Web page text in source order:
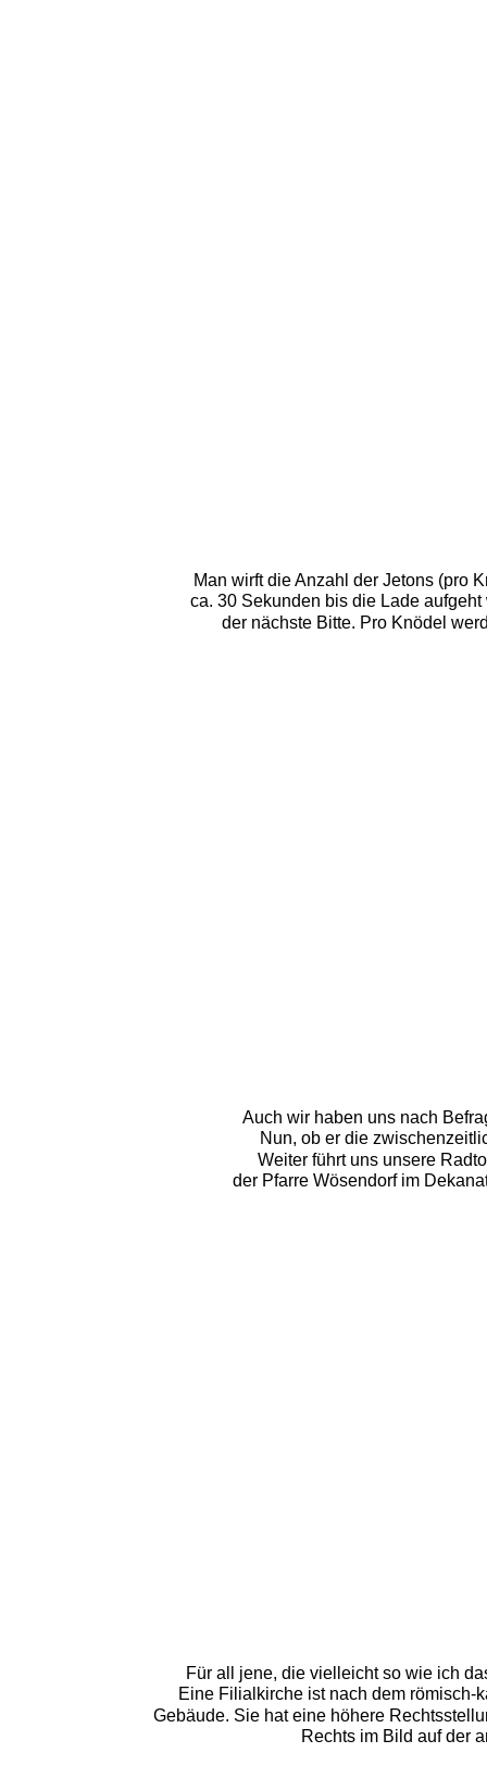
Man wirft die Anzahl der Jetons (pro
ca. 30 Sekunden bis die Lade
der nächste Bitte. Pro Knödel
Auch wir haben uns nach
Nun, ob er die
Weiter führt uns unsere
der Pfarre Wösendorf im
Für all jene, die vielleicht so wie ich
Eine Filialkirche ist nach dem römisch-
Gebäude. Sie hat eine höhere
Rechts im Bild auf der